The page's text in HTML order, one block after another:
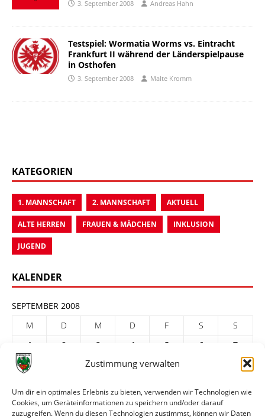
Zustimmung verwalten
Um dir ein optimales Erlebnis zu bieten, verwenden wir Technologien wie
Cookies, um Geräteinformationen zu speichern und/oder darauf
zuzugreifen. Wenn du diesen Technologien zustimmst, können wir Daten
3. September 2008 Andreas Hahn
Testspiel: Wormatia Worms vs. Eintracht
Frankfurt II während der Länderspielpause
in Osthofen
3. September 2008 Malte Kromm
KATEGORIEN
1. MANNSCHAFT 2. MANNSCHAFT AKTUELL
ALTE HERREN FRAUEN & MÄDCHEN INKLUSION
JUGEND
KALENDER
SEPTEMBER 2008
M
D M D F S
S
1
2 3 4 5 6
7
8
10 11 12
22
23 24 25 26 27